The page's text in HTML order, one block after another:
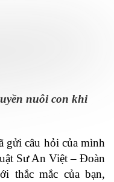
con khi
gửi câu hỏi của mình
Sư An Việt – Đoàn
thắc mắc của bạn,